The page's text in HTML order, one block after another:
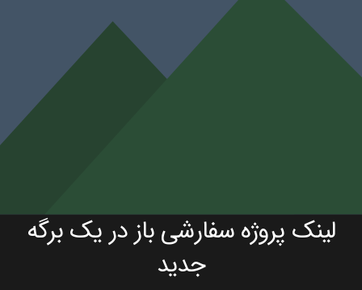
لینک پروژه سفارشی باز در یک برگه
جدید